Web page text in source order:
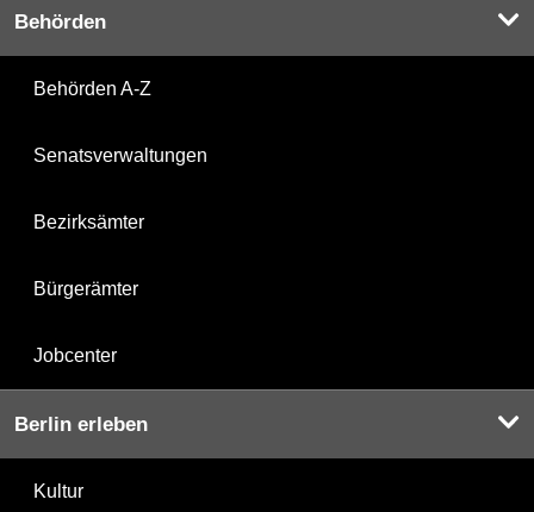
Behörden
Behörden A-Z
Senatsverwaltungen
Bezirksämter
Bürgerämter
Jobcenter
Berlin erleben
Kultur